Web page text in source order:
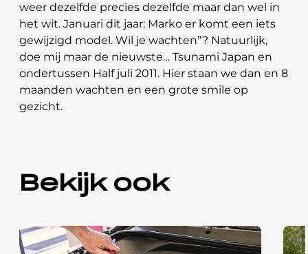
weer dezelfde precies dezelfde maar dan wel in
het wit. Januari dit jaar: Marko er komt een iets
gewijzigd model. Wil je wachten”? Natuurlijk,
doe mij maar de nieuwste… Tsunami Japan en
ondertussen Half juli 2011. Hier staan we dan en 8
maanden wachten en een grote smile op
gezicht.
Bekijk ook